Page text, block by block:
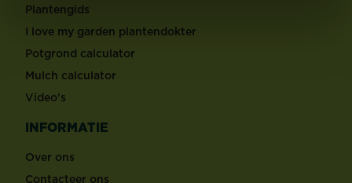
Plantengids
I love my garden plantendokter
Potgrond calculator
Mulch calculator
Video's
INFORMATIE
Over ons
Contacteer ons